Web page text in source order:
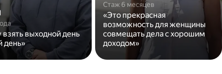
взять выходной день
день»
Стаж 6 месяцев
«Это прекрасная
возможность для женщины
совмещать дела с хорошим
доходом»